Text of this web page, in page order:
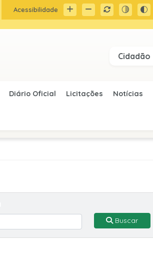
Acessibilidade
Cidadão
Diário Oficial Licitações Notícias
Buscar